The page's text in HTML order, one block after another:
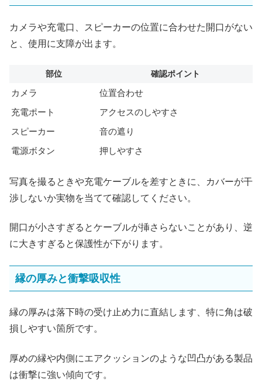
カメラや充電口、スピーカーの位置に合わせた開口がない
と、使用に支障が出ます。
部位 確認ポイント
カメラ
位置合わせ
充電ポート
アクセスのしやすさ
スピーカー
音の遮り
電源ボタン
押しやすさ
写真を撮るときや充電ケーブルを差すときに、カバーが干
渉しないか実物を当てて確認してください。
開口が小さすぎるとケーブルが挿さらないことがあり、逆
に大きすぎると保護性が下がります。
縁の厚みと衝撃吸収性
縁の厚みは落下時の受け止め力に直結します、特に角は破
損しやすい箇所です。
厚めの縁や内側にエアクッションのような凹凸がある製品
は衝撃に強い傾向です。